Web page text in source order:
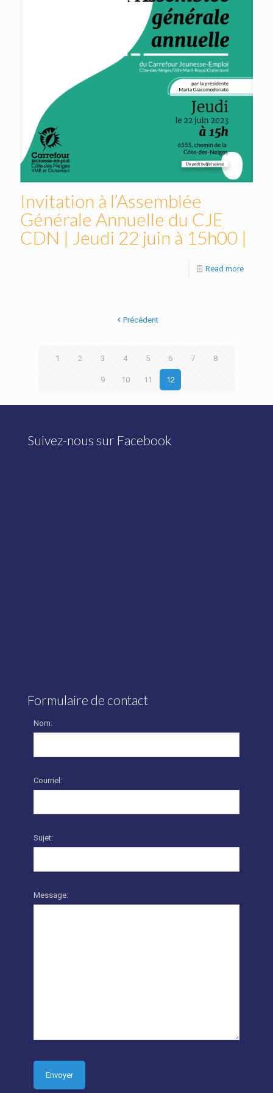
Invitation à l’Assemblée
Générale Annuelle du CJE
CDN | Jeudi 22 juin à 15h00 |
Read more
Précédent
1 2 3 4 5 6 7 8
9 10 11 12
Suivez-nous sur Facebook
Formulaire de contact
Nom:
Courriel:
Sujet:
Message: